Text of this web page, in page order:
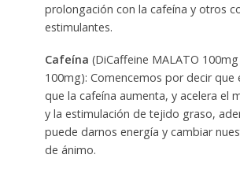
prolongación con la cafeína y otros
estimulantes.
Cafeína (DiCaffeine MALATO
100mg): Comencemos por decir que
que la cafeína aumenta, y acelera el
y la estimulación de tejido graso,
puede darnos energía y cambiar
de ánimo.